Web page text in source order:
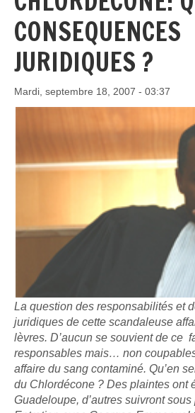
CONSEQUENCES
JURIDIQUES ?
Mardi, septembre 18, 2007 - 03:37
La question des responsabilités et
juridiques de cette scandaleuse
lèvres. D’aucun se souvient de ce
responsables mais… non
affaire du sang contaminé. Qu’en
du Chlordécone ? Des plaintes ont
Guadeloupe, d’autres suivront